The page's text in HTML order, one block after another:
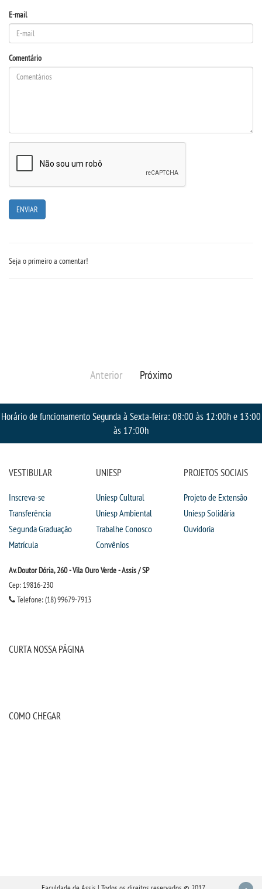
E-mail
Comentário
Seja o primeiro a comentar!
Anterior Próximo
Horário de funcionamento Segunda à Sexta-feira: 08:00 às 12:00h e 13:00
às 17:00h
VESTIBULAR
Inscreva-se
Transferência
Segunda Graduação
Matrícula
UNIESP
Uniesp Cultural
Uniesp Ambiental
Trabalhe Conosco
Convênios
PROJETOS SOCIAIS
Projeto de Extensão
Uniesp Solidária
Ouvidoria
Av. Doutor Dória, 260 - Vila Ouro Verde - Assis / SP
Cep: 19816-230
Telefone: (18) 99679-7913
CURTA NOSSA PÁGINA
COMO CHEGAR